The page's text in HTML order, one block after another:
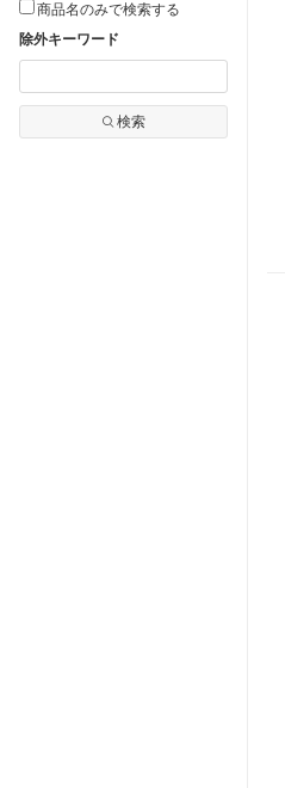
商品名のみで検索する
除外キーワード
検索